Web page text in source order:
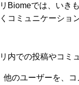
Biomeでは、いき
コミュニケーショ
内での投稿やコミ
他のユーザーを、